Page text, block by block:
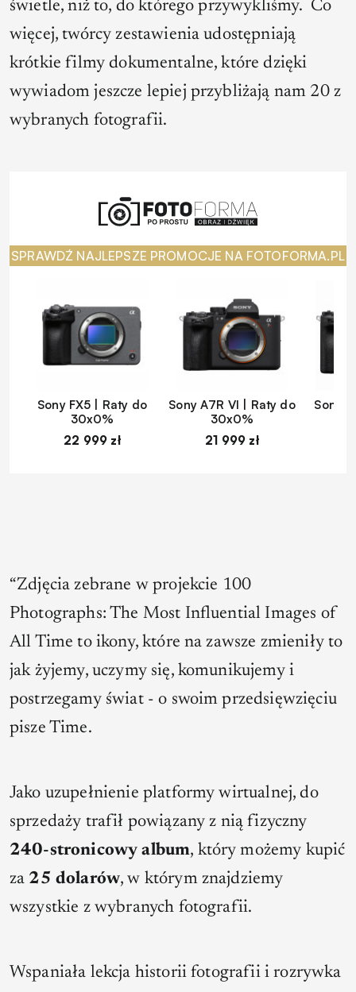
świetle, niż to, do którego przywykliśmy. Co
więcej, twórcy zestawienia udostępniają
krótkie filmy dokumentalne, które dzięki
wywiadom jeszcze lepiej przybliżają nam 20 z
wybranych fotografii.
SPRAWDŹ NAJLEPSZE PROMOCJE NA FOTOFORMA.PL
Sony FX5 | Raty do
30x0%
22 999 zł
Sony A7R VI | Raty do
30x0%
21 999 zł
Sony
“Zdjęcia zebrane w projekcie 100
Photographs: The Most Influential Images of
All Time to ikony, które na zawsze zmieniły to
jak żyjemy, uczymy się, komunikujemy i
postrzegamy świat- o swoim przedsięwzięciu
pisze Time.
Jako uzupełnienie platformy wirtualnej, do
sprzedaży trafił powiązany z nią fizyczny
240-stronicowy album, który możemy kupić
za 25 dolarów, w którym znajdziemy
wszystkie z wybranych fotografii.
Wspaniała lekcja historii fotografii i rozrywka